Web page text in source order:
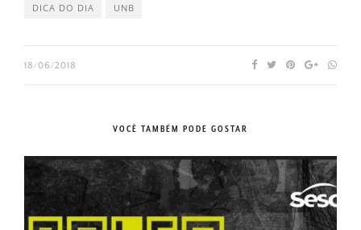
DICA DO DIA UNB
18/06/2018
VOCÊ TAMBÉM PODE GOSTAR